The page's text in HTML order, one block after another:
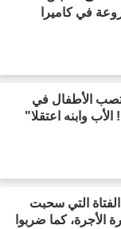
في كاميرا
الأطفال في
وابنه اعتقلا"
التي سحبت
كما ضربوا